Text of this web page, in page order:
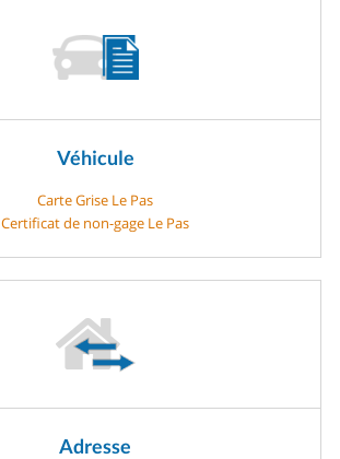
Véhicule
Carte Grise Le Pas
Certificat de non-gage Le Pas
Adresse